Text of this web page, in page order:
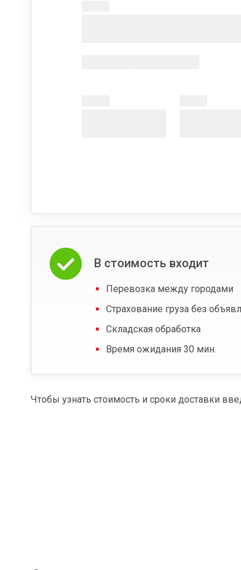
В стоимость входит
Перевозка между городами
Страхование груза без
Складская обработка
Время ожидания 30 мин.
Чтобы узнать стоимость и сроки доставки